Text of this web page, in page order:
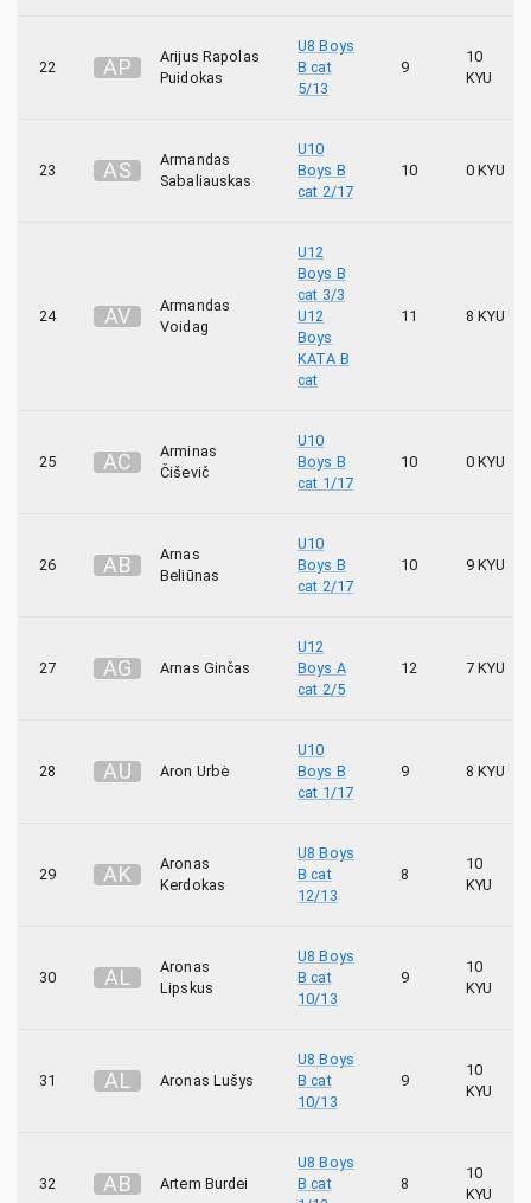
22 AP
Arijus Rapolas
Puidokas
U8 Boys
B cat
5/13
9
10
KYU
23 AS
Armandas
Sabaliauskas
U10
Boys B
cat 2/17
10 0 KYU
24 AV
Armandas
Voidag
U12
Boys B
cat 3/3
U12
Boys
KATA B
cat
11 8 KYU
25 AČ
Arminas
Čiševič
U10
Boys B
cat 1/17
10 0 KYU
26 AB
Arnas
Beliūnas
U10
Boys B
cat 2/17
10 9 KYU
27 AG Arnas Ginčas
U12
Boys A
cat 2/5
12 7 KYU
28 AU Aron Urbė
U10
Boys B
cat 1/17
9 8 KYU
29 AK
Aronas
Kerdokas
U8 Boys
B cat
12/13
8
10
KYU
30 AL
Aronas
Lipskus
U8 Boys
B cat
10/13
9
10
KYU
31 AL Aronas Lušys
U8 Boys
B cat
10/13
9
10
KYU
32 AB Artem Burdei
U8 Boys
B cat
8
10
KYU